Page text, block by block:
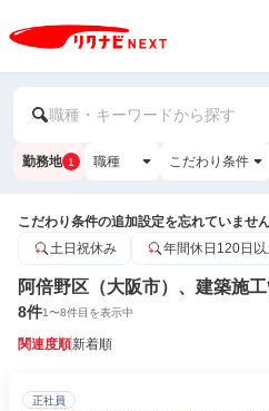
職種・キーワードから探す
勤務地 1 職種 こだわり条件
こだわり条件の追加設定を忘れていませ
土日祝休み
年間休日120日以
阿倍野区（大阪市）、建築施
8件1〜8件目を表示中
関連度順新着順
正社員